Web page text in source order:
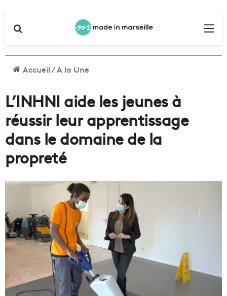
Accueil/A la Une
L’INHNI aide les jeunes à
réussir leur apprentissage
dans le domaine de la
propreté